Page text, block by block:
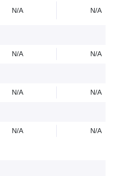
N/A N/A
N/A N/A
N/A N/A
N/A N/A